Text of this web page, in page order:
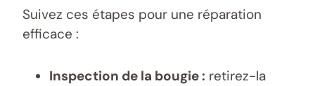
Suivez ces étapes pour une réparation
efficace :
Inspection de la bougie : retirez-la